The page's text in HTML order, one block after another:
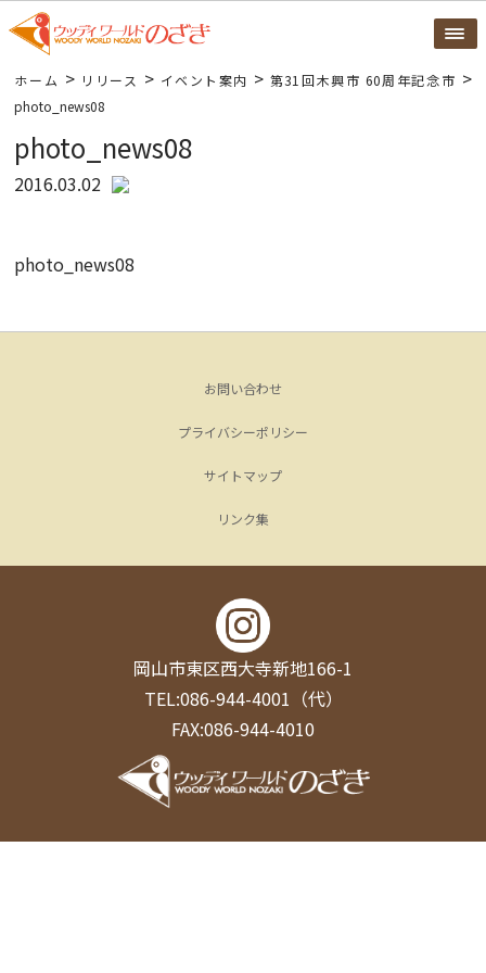
ホーム > リリース > イベント案内 > 第31回木興市 60周年記念市 >
photo_news08
photo_news08
2016.03.02
photo_news08
お問い合わせ
プライバシーポリシー
サイトマップ
リンク集
岡山市東区西大寺新地166-1
TEL:086-944-4001（代）
FAX:086-944-4010